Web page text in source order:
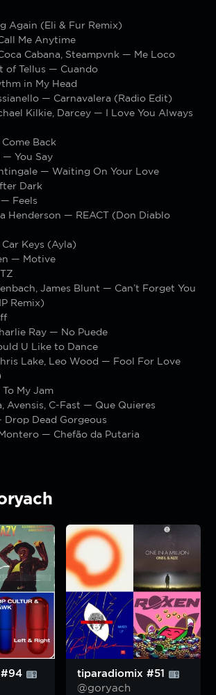
Again (Eli & Fur Remix)
Me Anytime
Cabana, Steampvnk — Me Loco
of Tellus — Cuando
in My Head
— Carnavalera (Radio Edit)
Kilkie, Darcey — I Love You Always
Back
— You Say
— Waiting On Your Love
Dark
— Feels
Henderson — REACT (Don Diablo
Keys (Ayla)
— Motive
James Blunt — Can’t Forget You
Remix)
Ray — No Puede
U Like to Dance
Lake, Leo Wood — Fool For Love
My Jam
Avensis, C-Fast — Que Quieres
Dead Gorgeous
— Chefão da Putaria
tiparadiomix #51
@goryach